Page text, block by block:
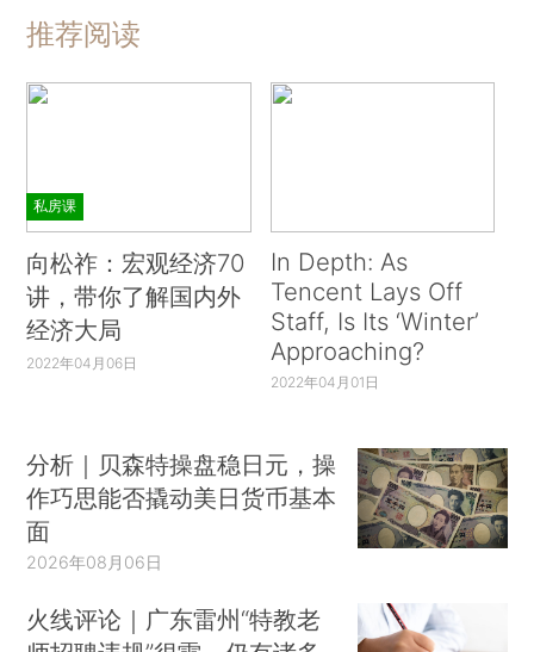
推荐阅读
私房课
向松祚：宏观经济70
讲，带你了解国内外
经济大局
2022年04月06日
In Depth: As
Tencent Lays Off
Staff, Is Its ‘Winter’
Approaching?
2022年04月01日
分析｜贝森特操盘稳日元，操
作巧思能否撬动美日货币基本
面
2026年08月06日
火线评论｜广东雷州“特教老